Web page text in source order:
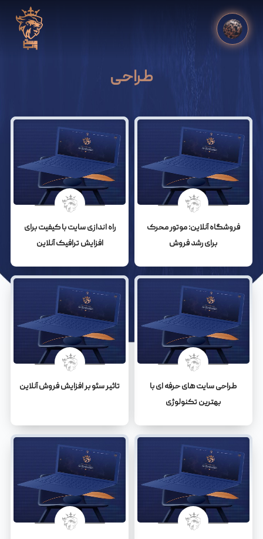
طراحی
فروشگاه آنلاین: موتور محرک
برای رشد فروش
راه اندازی سایت با کیفیت برای
افزایش ترافیک آنلاین
طراحی سایت های حرفه ای با
بهترین تکنولوژی
تاثیر سئو بر افزایش فروش آنلاین